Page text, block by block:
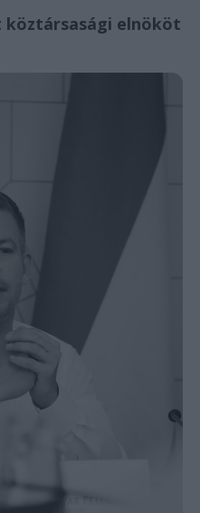
köztársasági elnököt